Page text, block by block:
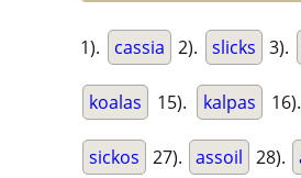
1). cassia 2). slicks 3).
koalas 15). kalpas 16).
sickos 27). assoil 28).